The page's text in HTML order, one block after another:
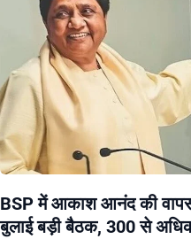
BSP में आकाश आनंद की
बुलाई बड़ी बैठक, 300 से